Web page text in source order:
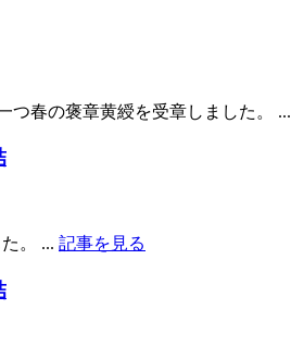
つ春の褒章黄綬を受章しました。 ...
。 ... 記事を見る